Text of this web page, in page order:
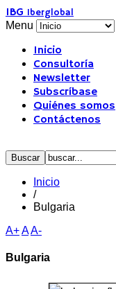
IBG Iberglobal
Menu
Inicio
Consultoría
Newsletter
Subscríbase
Quiénes somos
Contáctenos
Inicio
/
Bulgaria
A+AA-
Bulgaria